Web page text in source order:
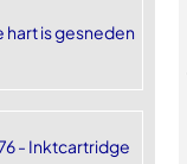
hart is gesneden
- Inktcartridge